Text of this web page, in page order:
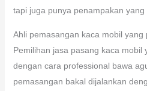
tapi juga punya penampakan yang
Ahli pemasangan kaca mobil yang
Pemilihan jasa pasang kaca mobil
dengan cara professional bawa
pemasangan bakal dijalankan